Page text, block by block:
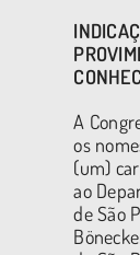
A
os
(um)
ao
de São